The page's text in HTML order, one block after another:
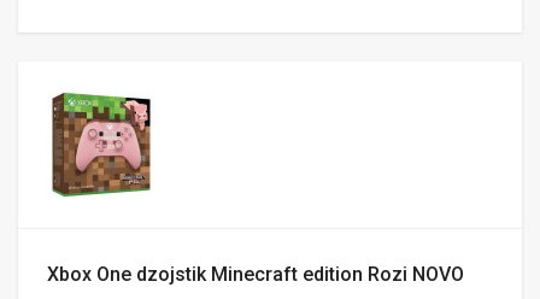
Xbox One dzojstik Minecraft edition Rozi NOVO